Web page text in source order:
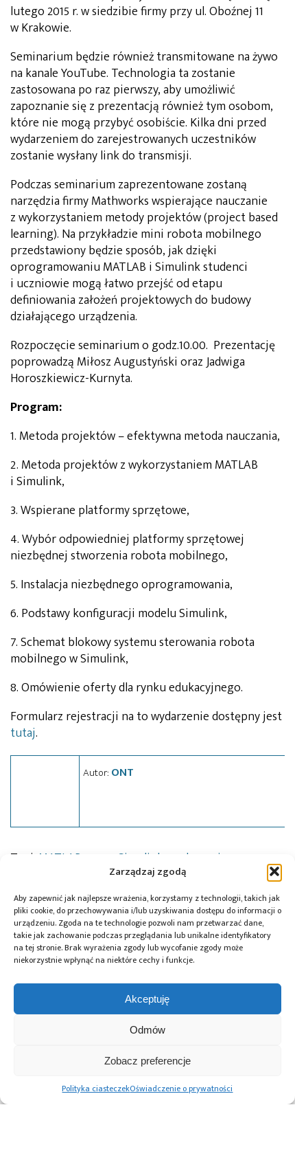
Zarządzaj zgodą
Aby zapewnić jak najlepsze wrażenia, korzystamy z technologii, takich jak
pliki cookie, do przechowywania i/lub uzyskiwania dostępu do informacji o
urządzeniu. Zgoda na te technologie pozwoli nam przetwarzać dane,
takie jak zachowanie podczas przeglądania lub unikalne identyfikatory
na tej stronie. Brak wyrażenia zgody lub wycofanie zgody może
niekorzystnie wpłynąć na niektóre cechy i funkcje.
Akceptuję
Odmów
Zobacz preferencje
Polityka ciasteczekOświadczenie o prywatności
lutego 2015 r. w siedzibie firmy przy ul. Oboźnej 11
w Krakowie.
Seminarium będzie również transmitowane na żywo
na kanale YouTube. Technologia ta zostanie
zastosowana po raz pierwszy, aby umożliwić
zapoznanie się z prezentacją również tym osobom,
które nie mogą przybyć osobiście. Kilka dni przed
wydarzeniem do zarejestrowanych uczestników
zostanie wysłany link do transmisji.
Podczas seminarium zaprezentowane zostaną
narzędzia firmy Mathworks wspierające nauczanie
z wykorzystaniem metody projektów (project based
learning). Na przykładzie mini robota mobilnego
przedstawiony będzie sposób, jak dzięki
oprogramowaniu MATLAB i Simulink studenci
i uczniowie mogą łatwo przejść od etapu
definiowania założeń projektowych do budowy
działającego urządzenia.
Rozpoczęcie seminarium o godz.10.00. Prezentację
poprowadzą Miłosz Augustyński oraz Jadwiga
Horoszkiewicz-Kurnyta.
Program:
1. Metoda projektów – efektywna metoda nauczania,
2. Metoda projektów z wykorzystaniem MATLAB
i Simulink,
3. Wspierane platformy sprzętowe,
4. Wybór odpowiedniej platformy sprzętowej
niezbędnej stworzenia robota mobilnego,
5. Instalacja niezbędnego oprogramowania,
6. Podstawy konfiguracji modelu Simulink,
7. Schemat blokowy systemu sterowania robota
mobilnego w Simulink,
8. Omówienie oferty dla rynku edukacyjnego.
Formularz rejestracji na to wydarzenie dostępny jest
tutaj.
Autor: ONT
Tagi: MATLAB Simulink wydarzenia
Przeczytaj również:
Polska – jubileusz
Global Electronics
Association
opublikowało
dotyczącą
elektronicznych
prezentują
PCIe® Gen 6 dla AI
danych